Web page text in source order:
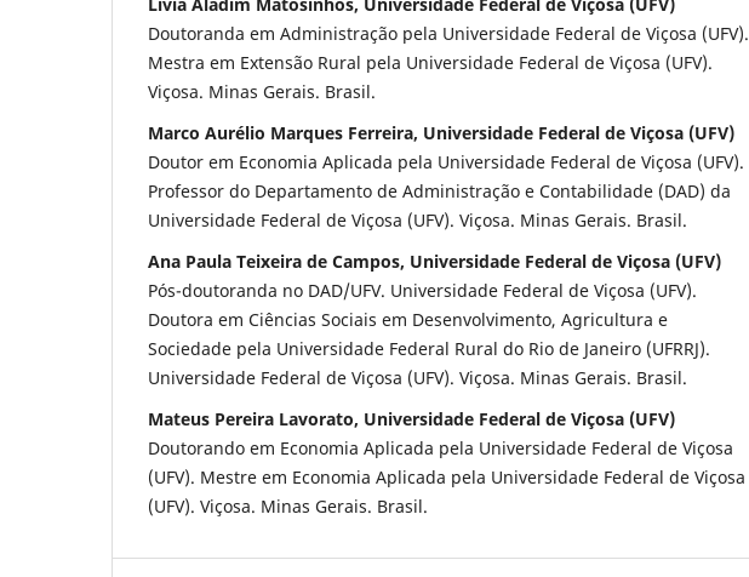
Doutoranda em Administração pela Universidade Federal de Viçosa (UFV).
Mestra em Extensão Rural pela Universidade Federal de Viçosa (UFV).
Viçosa. Minas Gerais. Brasil.
Marco Aurélio Marques Ferreira, Universidade Federal de Viçosa (UFV)
Doutor em Economia Aplicada pela Universidade Federal de Viçosa (UFV).
Professor do Departamento de Administração e Contabilidade (DAD) da
Universidade Federal de Viçosa (UFV). Viçosa. Minas Gerais. Brasil.
Ana Paula Teixeira de Campos, Universidade Federal de Viçosa (UFV)
Pós-doutoranda no DAD/UFV. Universidade Federal de Viçosa (UFV).
Doutora em Ciências Sociais em Desenvolvimento, Agricultura e
Sociedade pela Universidade Federal Rural do Rio de Janeiro (UFRRJ).
Universidade Federal de Viçosa (UFV). Viçosa. Minas Gerais. Brasil.
Mateus Pereira Lavorato, Universidade Federal de Viçosa (UFV)
Doutorando em Economia Aplicada pela Universidade Federal de Viçosa
(UFV). Mestre em Economia Aplicada pela Universidade Federal de Viçosa
(UFV). Viçosa. Minas Gerais. Brasil.